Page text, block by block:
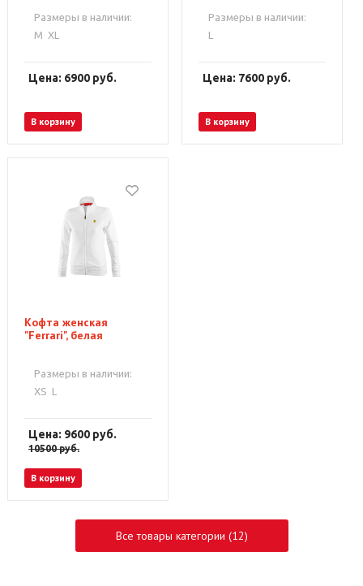
Размеры в наличии:
M XL
Цена: 6900 руб.
В корзину
Размеры в наличии:
L
Цена: 7600 руб.
В корзину
Кофта женская
"Ferrari", белая
Размеры в наличии:
XS L
Цена: 9600 руб.
10500руб.
В корзину
Все товары категории (12)